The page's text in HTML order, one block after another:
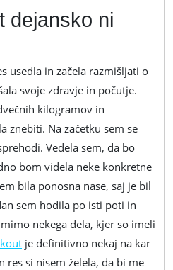
dejansko ni
svoje zdravje in počutje.
kilogramov in
znebiti. Na začetku sem se
Vedela sem, da bo
bom videla neke konkretne
bila ponosna nase, saj je bil
sem hodila po isti poti in
nekega dela, kjer so imeli
je definitivno nekaj na kar
res si nisem želela, da bi me